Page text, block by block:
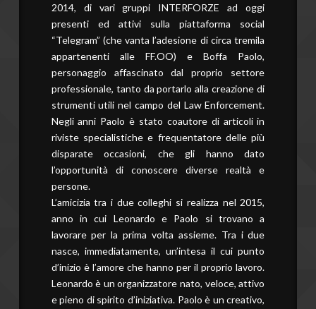
2014, di vari gruppi INTERFORZE ad oggi
presenti ed attivi sulla piattaforma social
“Telegram” (che vanta l’adesione di circa tremila
appartenenti alle FF.OO) e Boffa Paolo,
personaggio affascinato dal proprio settore
professionale, tanto da portarlo alla creazione di
strumenti utili nel campo del Law Enforcement.
Negli anni Paolo è stato coautore di articoli in
riviste specialistiche e frequentatore delle più
disparate occasioni, che gli hanno dato
l’opportunità di conoscere diverse realtà e
persone.
L’amicizia tra i due colleghi si realizza nel 2015,
anno in cui Leonardo e Paolo si trovano a
lavorare per la prima volta assieme. Tra i due
nasce, immediatamente, un’intesa il cui punto
d’inizio è l’amore che hanno per il proprio lavoro.
Leonardo è un organizzatore nato, veloce, attivo
e pieno di spirito d’iniziativa. Paolo è un creativo,